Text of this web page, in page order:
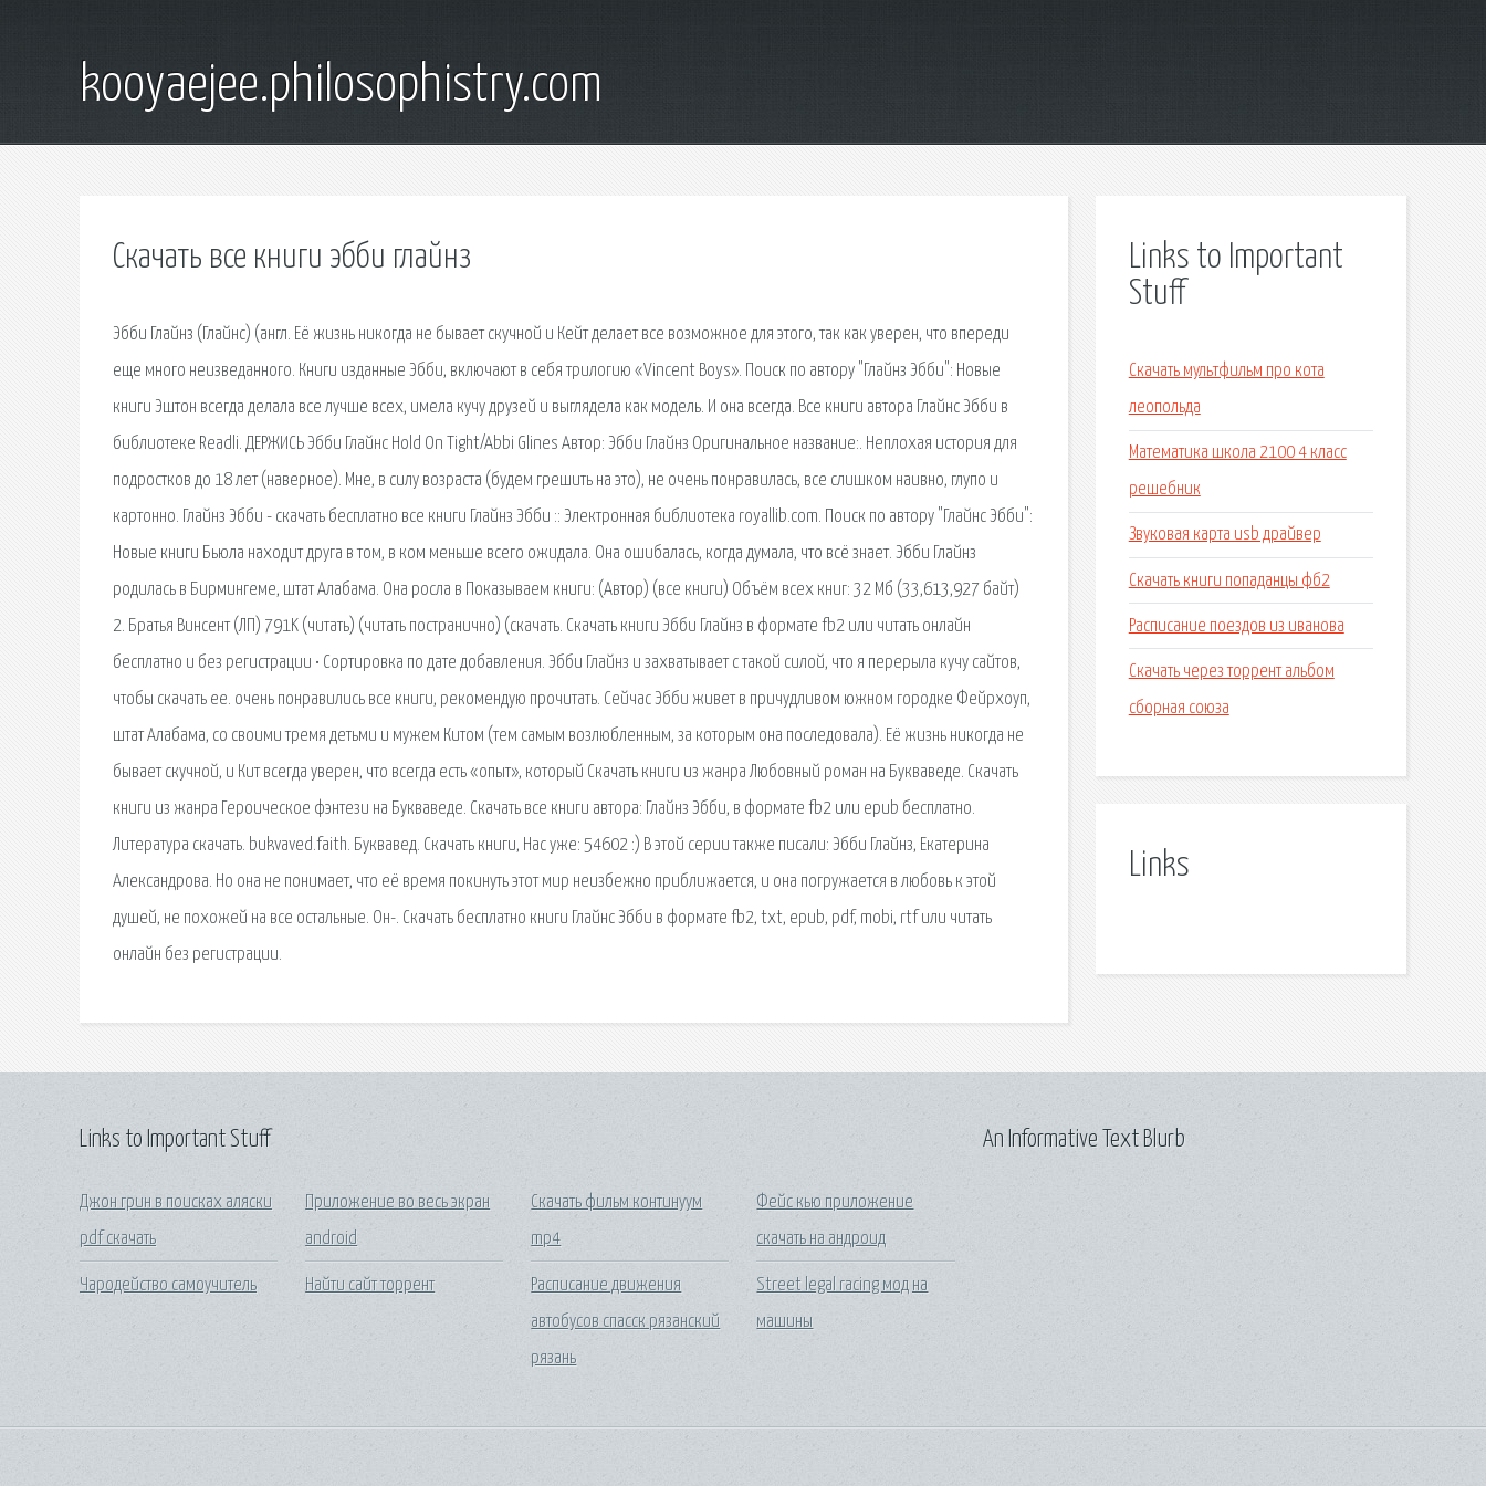
kooyaejee.philosophistry.com
Скачать все книги эбби глайнз
Эбби Глайнз (Глайнс) (англ. Её жизнь никогда не бывает скучной и Кейт делает все возможное для этого, так как уверен, что впереди
еще много неизведанного. Книги изданные Эбби, включают в себя трилогию «Vincent Boys». Поиск по автору "Глайнз Эбби": Новые
книги Эштон всегда делала все лучше всех, имела кучу друзей и выглядела как модель. И она всегда. Все книги автора Глайнс Эбби в
библиотеке Readli. ДЕРЖИСЬ Эбби Глайнс Hold On Tight/Abbi Glines Автор: Эбби Глайнз Оригинальное название:. Неплохая история для
подростков до 18 лет (наверное). Мне, в силу возраста (будем грешить на это), не очень понравилась, все слишком наивно, глупо и
картонно. Глайнз Эбби - скачать бесплатно все книги Глайнз Эбби :: Электронная библиотека royallib.com. Поиск по автору "Глайнс Эбби":
Новые книги Бьюла находит друга в том, в ком меньше всего ожидала. Она ошибалась, когда думала, что всё знает. Эбби Глайнз
родилась в Бирмингеме, штат Алабама. Она росла в Показываем книги: (Автор) (все книги) Объём всех книг: 32 Мб (33,613,927 байт)
2. Братья Винсент (ЛП) 791K (читать) (читать постранично) (скачать. Скачать книги Эбби Глайнз в формате fb2 или читать онлайн
бесплатно и без регистрации • Сортировка по дате добавления. Эбби Глайнз и захватывает с такой силой, что я перерыла кучу сайтов,
чтобы скачать ее. очень понравились все книги, рекомендую прочитать. Сейчас Эбби живет в причудливом южном городке Фейрхоуп,
штат Алабама, со своими тремя детьми и мужем Китом (тем самым возлюбленным, за которым она последовала). Её жизнь никогда не
бывает скучной, и Кит всегда уверен, что всегда есть «опыт», который Скачать книги из жанра Любовный роман на Букваведе. Скачать
книги из жанра Героическое фэнтези на Букваведе. Скачать все книги автора: Глайнз Эбби, в формате fb2 или epub бесплатно.
Литература скачать. bukvaved.faith. Буквавед. Скачать книги, Нас уже: 54602 :) В этой серии также писали: Эбби Глайнз, Екатерина
Александрова. Но она не понимает, что её время покинуть этот мир неизбежно приближается, и она погружается в любовь к этой
душей, не похожей на все остальные. Он-. Скачать бесплатно книги Глайнс Эбби в формате fb2, txt, epub, pdf, mobi, rtf или читать
онлайн без регистрации.
Links to Important
Stuff
Скачать мультфильм про кота
леопольда
Математика школа 2100 4 класс
решебник
Звуковая карта usb драйвер
Скачать книги попаданцы фб2
Расписание поездов из иванова
Скачать через торрент альбом
сборная союза
Links
Links to Important Stuff
Джон грин в поисках аляски
pdf скачать
Чародейство самоучитель
Приложение во весь экран
android
Найти сайт торрент
Скачать фильм континуум
mp4
Расписание движения
автобусов спасск рязанский
рязань
Фейс кью приложение
скачать на андроид
Street legal racing мод на
машины
An Informative Text Blurb